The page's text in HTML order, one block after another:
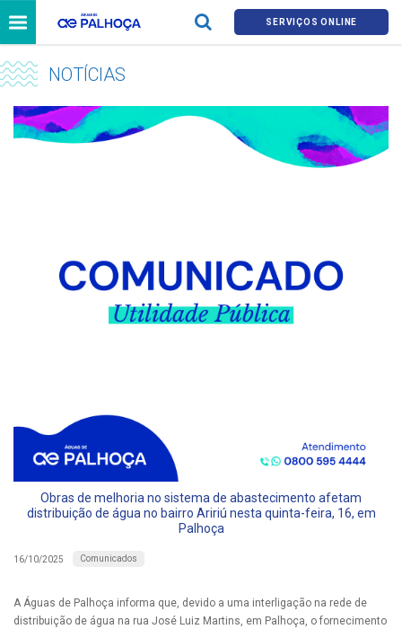
SERVIÇOS ONLINE
NOTÍCIAS
Obras de melhoria no sistema de abastecimento afetam
distribuição de água no bairro Aririú nesta quinta-feira, 16, em
Palhoça
16/10/2025 Comunicados
A Águas de Palhoça informa que, devido a uma interligação na rede de
distribuição de água na rua José Luiz Martins, em Palhoça, o fornecimento